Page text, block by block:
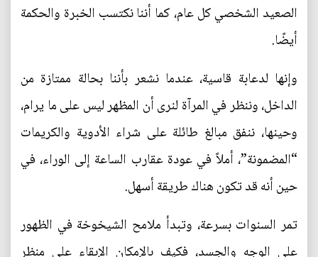
الصعيد الشخصي كل عام، كما أننا نكتسب الخبرة والحكمة
أيضًا.
وإنها لدعابة قاسية، عندما نشعر بأننا بحالة ممتازة من
الداخل، وننظر في المرآة لنرى أن المظهر ليس على ما يرام،
وحينها، ننفق مبالغ طائلة على شراء الأدوية والكريمات
“المضمونة”، أملاً في عودة عقارب الساعة إلى الوراء، في
حين أنه قد تكون هناك طريقة أسهل.
تمر السنوات بسرعة، وتبدأ ملامح الشيخوخة في الظهور